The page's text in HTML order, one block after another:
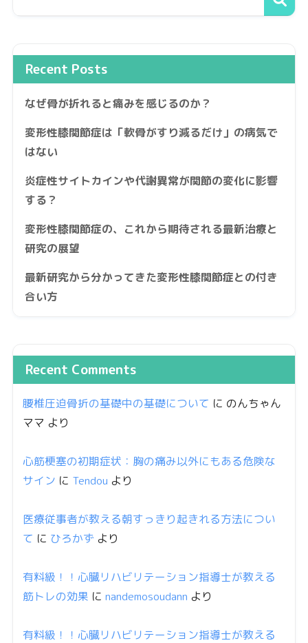
Recent Posts
なぜ骨が折れると痛みを感じるのか？
変形性膝関節症は「軟骨がすり減るだけ」の病気で
はない
炎症性サイトカインや代謝異常が関節の変化に影響
する？
変形性膝関節症の、これから期待される最新治療と
研究の展望
最新研究から分かってきた変形性膝関節症との付き
合い方
Recent Comments
腰椎圧迫骨折の基礎中の基礎について に のんちゃん
ママ より
心筋梗塞の初期症状：胸の痛み以外にもある危険な
サイン に Tendou より
医療従事者が教える朝すっきり起きれる方法につい
て に ひろかず より
有料級！！心臓リハビリテーション指導士が教える
筋トレの効果 に nandemosoudann より
有料級！！心臓リハビリテーション指導士が教える